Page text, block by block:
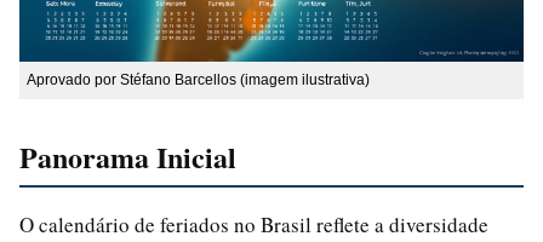
Aprovado por Stéfano Barcellos (imagem ilustrativa)
Panorama Inicial
O calendário de feriados no Brasil reflete a diversidade